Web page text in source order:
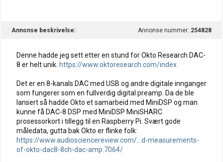
Annonse beskrivelse Annonse nummer: 254828
Denne hadde jeg sett etter en stund for Okto Research DAC-
8 er helt unik. https://www.oktoresearch.com/index
Det er en 8-kanals DAC med USB og andre digitale innganger
som fungerer som en fullverdig digital preamp. Da de ble
lansert så hadde Okto et samarbeid med MiniDSP og man
kunne få DAC-8 DSP med MiniDSP MiniSHARC
prosessorkort i tillegg til en Raspberry Pi. Svært gode
måledata, gutta bak Okto er flinke folk:
https://www.audiosciencereview.com/...d-measurements-
of-okto-dac8-8ch-dac-amp.7064/